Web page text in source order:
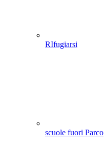
RIfugiarsi
scuole fuori Parco